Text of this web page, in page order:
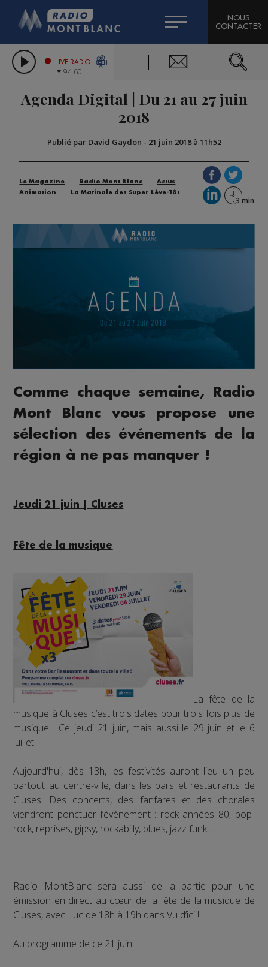
LES CHRONIQUES DE L'EXPERT
CITIZEN MACHINERY
GRAND MASSIF DOMAINES SKIABLES
BIGARD
COMPAGNIE DU MONT-BLANC
NOUS
CONTACTER
LIVE RADIO
94.60
Agenda Digital | Du 21 au 27 juin
2018
Publié par David Gaydon - 21 juin 2018 à 11h52
Le Magazine Radio Mont Blanc
Actus
Animation
La Matinale des Super Lève-Tôt
Comme chaque semaine, Radio
Mont Blanc vous propose une
sélection des événements de la
région à ne pas manquer !
Jeudi 21 juin | Cluses
Fête de la musique
La fête de la
musique à Cluses c’est trois dates pour trois fois plus de
musique ! Ce jeudi 21 juin, mais aussi le 29 juin et le 6
juillet
Aujourd'hui, dès 13h, les festivités auront lieu un peu
partout au centre-ville, dans les bars et restaurants de
Cluses. Des concerts, des fanfares et des chorales
viendront ponctuer l’évènement : rock années 80, pop-
rock, reprises, gipsy, rockabilly, blues, jazz funk...
Radio MontBlanc sera aussi de la partie pour une
émission en direct au cœur de la fête de la musique de
Cluses, avec Luc de 18h à 19h dans Vu d’ici !
Au programme de ce 21 juin